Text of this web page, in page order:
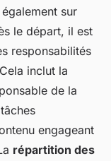
sur
le départ, il est
responsabilités
inclut la
de la
engageant
répartition des